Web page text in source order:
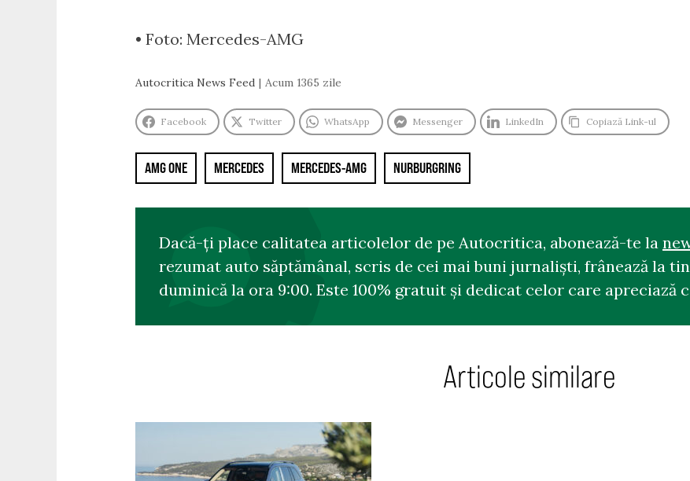
• Foto: Mercedes-AMG
Autocritica News Feed Acum 1365 zile
Facebook Twitter WhatsApp Messenger LinkedIn Copiază Link-ul
AMG ONE MERCEDES MERCEDES-AMG NURBURGRING
Dacă-ți place calitatea articolelor de pe Autocritica, abonează-te la
rezumat auto săptămânal, scris de cei mai buni jurnaliști, frânează la
duminică la ora 9:00. Este 100% gratuit și dedicat celor care apreciază
Articole similare